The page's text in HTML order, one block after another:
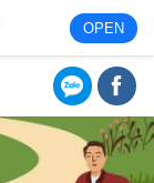
OPEN